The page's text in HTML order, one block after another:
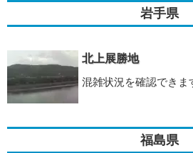
岩手県
北上展勝地
混雑状況を確認できま
福島県